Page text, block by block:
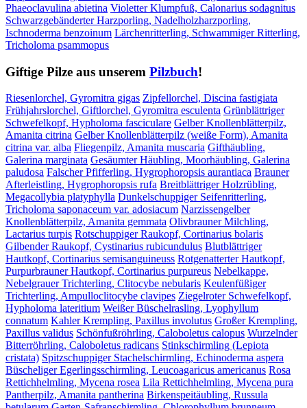
Phaeoclavulina abietina Violetter Klumpfuß, Calonarius sodagnitus
Schwarzgebänderter Harzporling, Nadelholzharzporling,
Ischnoderma benzoinum Lärchenritterling, Schwammiger Ritterling,
Tricholoma psammopus
Giftige Pilze aus unserem Pilzbuch!
Riesenlorchel, Gyromitra gigas Zipfellorchel, Discina fastigiata
Frühjahrslorchel, Giftlorchel, Gyromitra esculenta Grünblättriger
Schwefelkopf, Hypholoma fasciculare Gelber Knollenblätterpilz,
Amanita citrina Gelber Knollenblätterpilz (weiße Form), Amanita
citrina var. alba Fliegenpilz, Amanita muscaria Gifthäubling,
Galerina marginata Gesäumter Häubling, Moorhäubling, Galerina
paludosa Falscher Pfifferling, Hygrophoropsis aurantiaca Brauner
Afterleistling, Hygrophoropsis rufa Breitblättriger Holzrübling,
Megacollybia platyphylla Dunkelschuppiger Seifenritterling,
Tricholoma saponaceum var. adosiacum Narzissengelber
Knollenblätterpilz, Amanita gemmata Olivbrauner Milchling,
Lactarius turpis Rotschuppiger Raukopf, Cortinarius bolaris
Gilbender Raukopf, Cystinarius rubicundulus Blutblättriger
Hautkopf, Cortinarius semisanguineuss Rotgenatterter Hautkopf,
Purpurbrauner Hautkopf, Cortinarius purpureus Nebelkappe,
Nebelgrauer Trichterling, Clitocybe nebularis Keulenfüßiger
Trichterling, Ampulloclitocybe clavipes Ziegelroter Schwefelkopf,
Hypholoma lateritium Weißer Büschelrasling, Lyophyllum
connatum Kahler Krempling, Paxillus involutus Großer Krempling,
Paxillus validus Schönfußröhrling, Caloboletus calopus Wurzelnder
Bitterröhrling, Caloboletus radicans Stinkschirmling (Lepiota
cristata) Spitzschuppiger Stachelschirmling, Echinoderma aspera
Büscheliger Egerlingsschirmling, Leucoagaricus americanus Rosa
Rettichhelmling, Mycena rosea Lila Rettichhelmling, Mycena pura
Pantherpilz, Amanita pantherina Birkenspeitäubling, Russula